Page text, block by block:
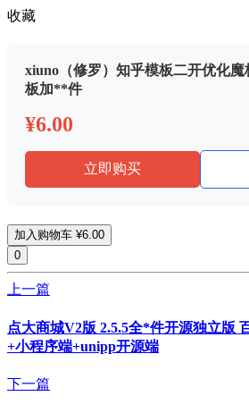
收藏
xiuno（修罗）知乎模板二开优化
板加**件
¥6.00
立即购买
加入购物车 ¥6.00
0
上一篇
点大商城V2版 2.5.5全*件开源独立版
+小程序端+unipp开源端
下一篇